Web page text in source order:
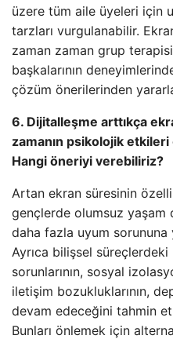
üzere tüm aile üyeleri için
tarzları vurgulanabilir.
zaman zaman grup
başkalarının
çözüm önerilerinden
6. Dijitalleşme arttıkça
zamanın psikolojik
Hangi öneriyi verebiliriz?
Artan ekran süresinin
gençlerde olumsuz yaşam
daha fazla uyum sorununa
Ayrıca bilişsel
sorunlarının, sosyal
iletişim bozukluklarının,
devam edeceğini tahmin
Bunları önlemek için